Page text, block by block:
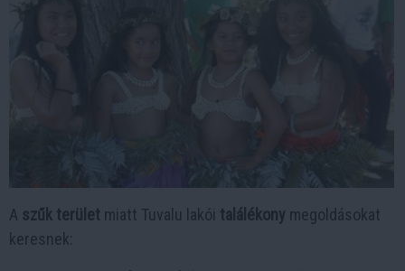
A szűk terület miatt Tuvalu lakói találékony megoldásokat
keresnek: